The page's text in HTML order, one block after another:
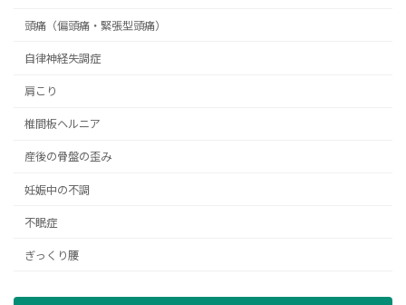
頭痛（偏頭痛・緊張型頭痛）
自律神経失調症
肩こり
椎間板ヘルニア
産後の骨盤の歪み
妊娠中の不調
不眠症
ぎっくり腰